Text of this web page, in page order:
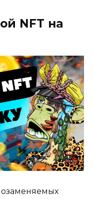
NFT на